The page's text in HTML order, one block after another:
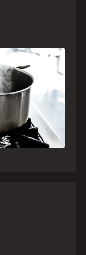
para se
perigosas
Saiba
caso de